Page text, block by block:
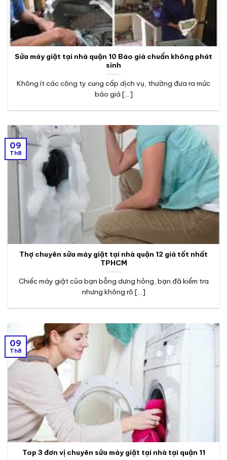
Sửa máy giặt tại nhà quận 10 Báo giá chuẩn không phát
sinh
Không ít các công ty cung cấp dịch vụ, thường đưa ra mức
báo giá [...]
Thợ chuyên sửa máy giặt tại nhà quận 12 giá tốt nhất
TPHCM
Chiếc máy giặt của bạn bỗng dưng hỏng, bạn đã kiểm tra
nhưng không rõ [...]
09
Th8
Top 3 đơn vị chuyên sửa máy giặt tại nhà tại quận 11
09
Th8